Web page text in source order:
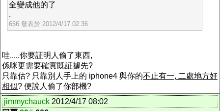
全變成他的了
.
666 發表於 2012/4/17 02:36
哇.....你要証明人偷了東西,
係咪更需要確實既証據先?
只靠估? 只靠別人手上的 iphone4 與你的不止有一, 二處地方好
相似? 便說人偷了你部機?
jimmychauck 2012/4/17 08:02